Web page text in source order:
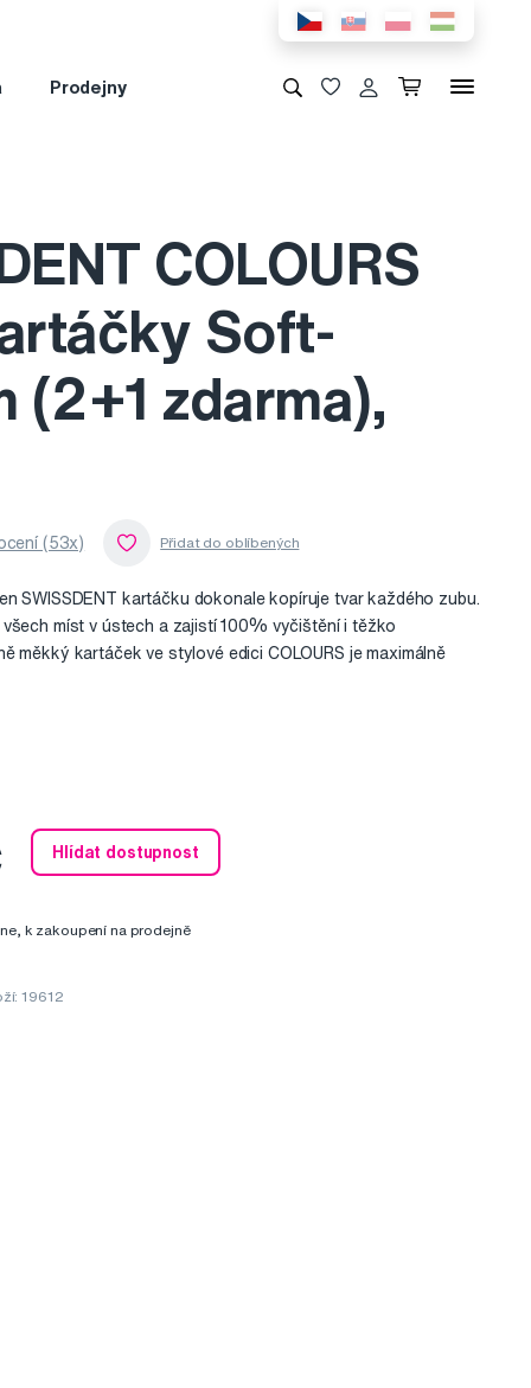
Prodejny
COLOURS
Soft-
(2+1 zdarma),
(53x)
SWISSDENT kartáčku dokonale kopíruje tvar každého zubu.
všech míst v ústech a zajistí 100% vyčištění i těžko
měkký kartáček ve stylové edici COLOURS je maximálně
Hlídat dostupnost
k zakoupení na prodejně
19612